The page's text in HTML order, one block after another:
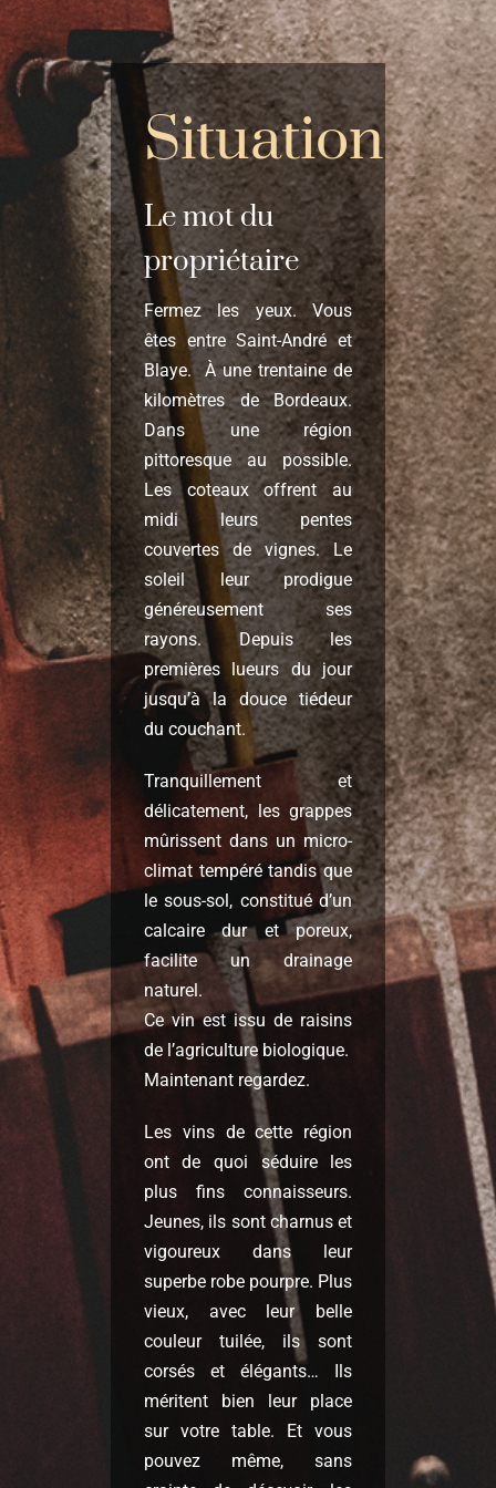
Nous contacter
Situation
Le mot du
propriétaire
Fermez les yeux.Vous
êtes entre Saint-André et
Blaye. À une trentaine de
kilomètres de Bordeaux.
Dans une région
pittoresque au possible.
Les coteaux offrent au
midi leurs pentes
couvertes de vignes. Le
soleil leur prodigue
généreusement ses
rayons. Depuis les
premières lueurs du jour
jusqu’à la douce tiédeur
du couchant.
Tranquillement et
délicatement, les grappes
mûrissent dans un micro-
climat tempéré tandis que
le sous-sol, constitué d’un
calcaire dur et poreux,
facilite un drainage
naturel.
Ce vin est issu de raisins
de l’agriculture biologique.
Maintenant regardez.
Les vins de cette région
ont de quoi séduire les
plus fins connaisseurs.
Jeunes, ils sont charnus et
vigoureux dans leur
superbe robe pourpre. Plus
vieux, avec leur belle
couleur tuilée, ils sont
corsés et élégants… Ils
méritent bien leur place
sur votre table. Et vous
pouvez même, sans